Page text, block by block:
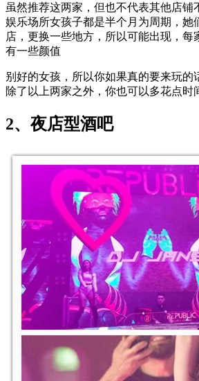
虽然推荐这两家，但也不代表其他店铺
娱乐场所女孩子都是半个月为周期，她
店，更换一些地方，所以可能出现，每
有一些颜值
别好的女孩，所以你如果真的要来玩的
除了以上两家之外，你也可以多花点时
2、夜店型酒吧